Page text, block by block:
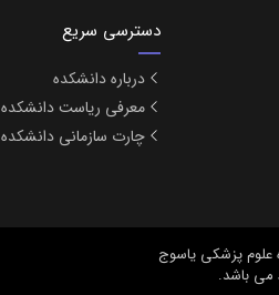
دسترسی سریع
درباره دانشکده
معرفی ریاست دانشکده
چارت سازمانی دانشکده
علوم پزشکی یاسوج
می باشد.